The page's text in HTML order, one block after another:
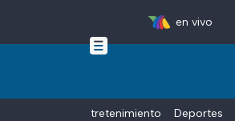
Skip to main content
en vivo
Entretenimiento Deportes